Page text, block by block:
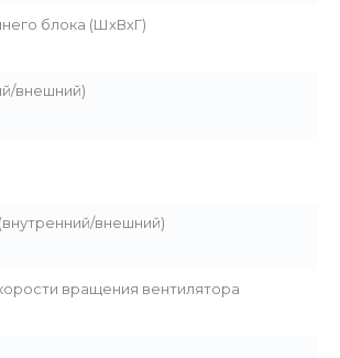
блока (ШхВхГ)
внешний)
внешний)
вращения вентилятора